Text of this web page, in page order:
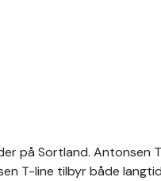
på Sortland. Antonsen
T-line tilbyr både